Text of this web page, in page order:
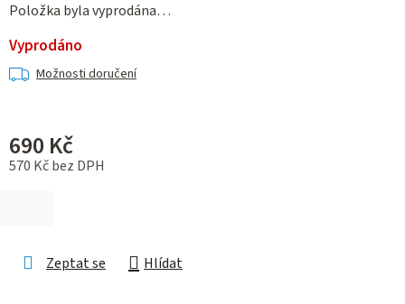
Položka byla vyprodána…
Vyprodáno
Možnosti doručení
690 Kč
570 Kč bez DPH
Zeptat se Hlídat